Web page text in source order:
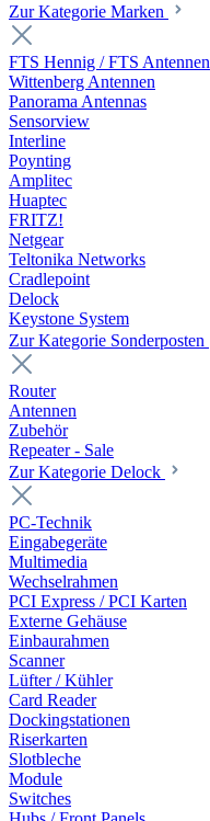
Zur Kategorie Marken
FTS Hennig / FTS Antennen
Wittenberg Antennen
Panorama Antennas
Sensorview
Interline
Poynting
Amplitec
Huaptec
FRITZ!
Netgear
Teltonika Networks
Cradlepoint
Delock
Keystone System
Zur Kategorie Sonderposten
Router
Antennen
Zubehör
Repeater - Sale
Zur Kategorie Delock
PC-Technik
Eingabegeräte
Multimedia
Wechselrahmen
PCI Express / PCI Karten
Externe Gehäuse
Einbaurahmen
Scanner
Lüfter / Kühler
Card Reader
Dockingstationen
Riserkarten
Slotbleche
Module
Switches